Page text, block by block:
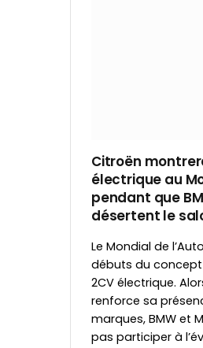
Citroën
électrique au
pendant que
désertent le
Le Mondial de
débuts du
2CV électrique.
renforce sa
marques, BMW et
pas participer à